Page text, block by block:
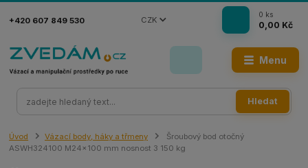
Menu
CZK
Hledat
+420 607 849 530
0 ks
0,00 Kč
Úvod Vázací body, háky a třmeny
Šroubový bod otočný
ASWH324100 M24x100 mm nosnost 3 150 kg